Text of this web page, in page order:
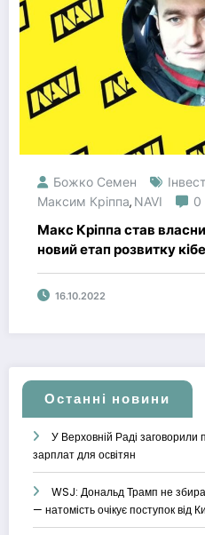
Божко Семен
Максим Кріппа, NAVI 0
Макс Кріппа став
новий етап розвитку
організації
16.10.2022
Останні новини
У Верховній Раді заговорили
зарплат для освітян
WSJ: Дональд Трамп не
— натомість очікує поступок від